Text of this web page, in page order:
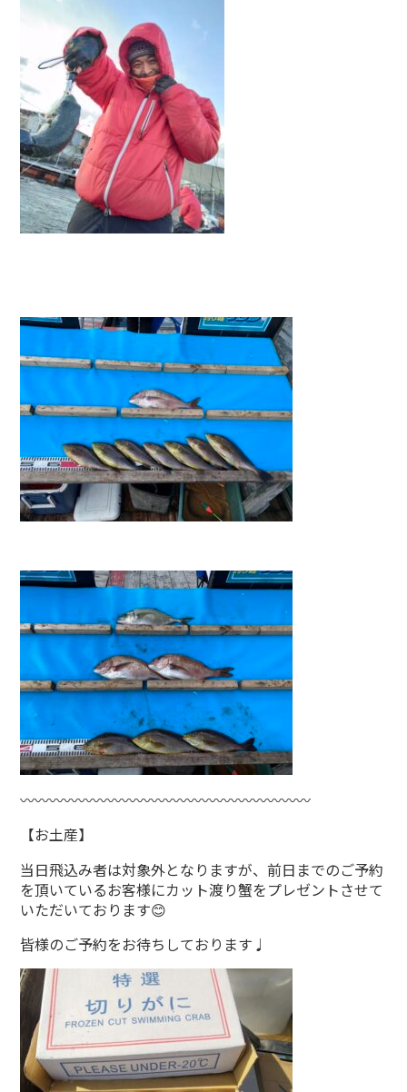
〰〰〰〰〰〰〰〰〰〰〰〰〰〰〰〰〰〰〰〰
【お土産】
当日飛込み者は対象外となりますが、前日までのご予約
を頂いているお客様にカット渡り蟹をプレゼントさせて
いただいております😊
皆様のご予約をお待ちしております♩